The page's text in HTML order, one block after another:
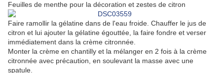
Feuilles de menthe pour la décoration et zestes de citron
Faire ramollir la gélatine dans de l'eau froide. Chauffer le jus de
citron et lui ajouter la gélatine égouttée, la faire fondre et verser
immédiatement dans la crème citronnée.
Monter la crème en chantilly et la mélanger en 2 fois à la crème
citronnée avec précaution, en soulevant la masse avec une
spatule.